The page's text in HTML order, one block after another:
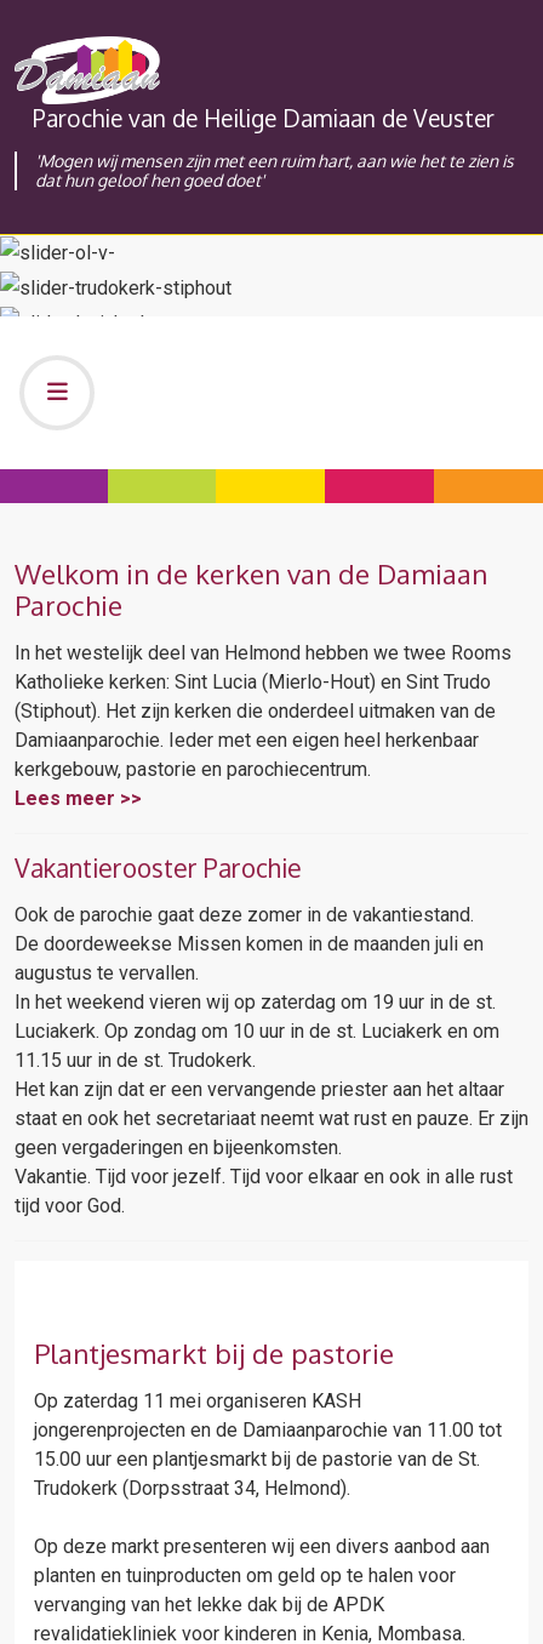
Parochie van de Heilige Damiaan de Veuster
'Mogen wij mensen zijn met een ruim hart, aan wie het te zien is
dat hun geloof hen goed doet'
Welkom in de kerken van de Damiaan
Parochie
In het westelijk deel van Helmond hebben we twee Rooms
Katholieke kerken: Sint Lucia (Mierlo-Hout) en Sint Trudo
(Stiphout). Het zijn kerken die onderdeel uitmaken van de
Damiaanparochie. Ieder met een eigen heel herkenbaar
kerkgebouw, pastorie en parochiecentrum.
Lees meer >>
Vakantierooster Parochie
Ook de parochie gaat deze zomer in de vakantiestand.
De doordeweekse Missen komen in de maanden juli en
augustus te vervallen.
In het weekend vieren wij op zaterdag om 19 uur in de st.
Luciakerk. Op zondag om 10 uur in de st. Luciakerk en om
11.15 uur in de st. Trudokerk.
Het kan zijn dat er een vervangende priester aan het altaar
staat en ook het secretariaat neemt wat rust en pauze. Er zijn
geen vergaderingen en bijeenkomsten.
Vakantie. Tijd voor jezelf. Tijd voor elkaar en ook in alle rust
tijd voor God.
Plantjesmarkt bij de pastorie
Op zaterdag 11 mei organiseren KASH
jongerenprojecten en de Damiaanparochie van 11.00 tot
15.00 uur een plantjesmarkt bij de pastorie van de St.
Trudokerk (Dorpsstraat 34, Helmond).
Op deze markt presenteren wij een divers aanbod aan
planten en tuinproducten om geld op te halen voor
vervanging van het lekke dak bij de APDK
revalidatiekliniek voor kinderen in Kenia, Mombasa.